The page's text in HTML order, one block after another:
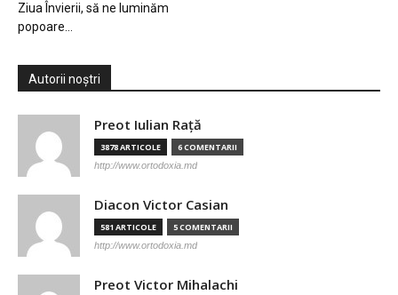
Ziua Învierii, să ne luminăm
popoare…
Autorii noștri
Preot Iulian Raţă
3878 ARTICOLE 6 COMENTARII
http://www.ortodoxia.md
Diacon Victor Casian
581 ARTICOLE 5 COMENTARII
http://www.ortodoxia.md
Preot Victor Mihalachi